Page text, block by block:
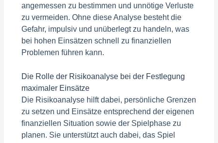
angemessen zu bestimmen und unnötige Verluste
zu vermeiden. Ohne diese Analyse besteht die
Gefahr, impulsiv und unüberlegt zu handeln, was
bei hohen Einsätzen schnell zu finanziellen
Problemen führen kann.
Die Rolle der Risikoanalyse bei der Festlegung
maximaler Einsätze
Die Risikoanalyse hilft dabei, persönliche Grenzen
zu setzen und Einsätze entsprechend der eigenen
finanziellen Situation sowie der Spielphase zu
planen. Sie unterstützt auch dabei, das Spiel